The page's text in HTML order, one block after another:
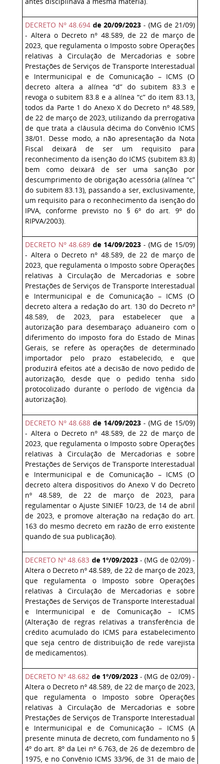
DECRETO Nº 48.694 de 20/09/2023 - (MG de 21/09)
- Altera o Decreto nº 48.589, de 22 de março de
2023, que regulamenta o Imposto sobre Operações
relativas à Circulação de Mercadorias e sobre
Prestações de Serviços de Transporte Interestadual
e Intermunicipal e de Comunicação – ICMS (O
decreto altera a alínea “d” do subitem 83.3 e
revoga o subitem 83.8 e a alínea “c” do item 83.13,
todos da Parte 1 do Anexo X do Decreto nº 48.589,
de 22 de março de 2023, utilizando da prerrogativa
de que trata a cláusula décima do Convênio ICMS
38/01. Desse modo, a não apresentação da Nota
Fiscal deixará de ser um requisito para
reconhecimento da isenção do ICMS (subitem 83.8)
bem como deixará de ser uma sanção por
descumprimento de obrigação acessória (alínea “c”
do subitem 83.13), passando a ser, exclusivamente,
um requisito para o reconhecimento da isenção do
IPVA, conforme previsto no § 6º do art. 9º do
RIPVA/2003).
DECRETO Nº 48.689 de 14/09/2023 - (MG de 15/09)
- Altera o Decreto nº 48.589, de 22 de março de
2023, que regulamenta o Imposto sobre Operações
relativas à Circulação de Mercadorias e sobre
Prestações de Serviços de Transporte Interestadual
e Intermunicipal e de Comunicação – ICMS (O
decreto altera a redação do art. 130 do Decreto nº
48.589, de 2023, para estabelecer que a
autorização para desembaraço aduaneiro com o
diferimento do imposto fora do Estado de Minas
Gerais, se refere às operações de determinado
importador pelo prazo estabelecido, e que
produzirá efeitos até a decisão de novo pedido de
autorização, desde que o pedido tenha sido
protocolizado durante o período de vigência da
autorização).
DECRETO Nº 48.688 de 14/09/2023 - (MG de 15/09)
- Altera o Decreto nº 48.589, de 22 de março de
2023, que regulamenta o Imposto sobre Operações
relativas à Circulação de Mercadorias e sobre
Prestações de Serviços de Transporte Interestadual
e Intermunicipal e de Comunicação – ICMS (O
decreto altera dispositivos do Anexo V do Decreto
nº 48.589, de 22 de março de 2023, para
regulamentar o Ajuste SINIEF 10/23, de 14 de abril
de 2023, e promove alteração na redação do art.
163 do mesmo decreto em razão de erro existente
quando de sua publicação).
DECRETO Nº 48.683 de 1º/09/2023- (MG de 02/09) -
Altera o Decreto nº 48.589, de 22 de março de 2023,
que regulamenta o Imposto sobre Operações
relativas à Circulação de Mercadorias e sobre
Prestações de Serviços de Transporte Interestadual
e Intermunicipal e de Comunicação – ICMS
(Alteração de regras relativas a transferência de
crédito acumulado do ICMS para estabelecimento
que seja centro de distribuição de rede varejista
de medicamentos).
DECRETO Nº 48.682 de 1º/09/2023- (MG de 02/09) -
Altera o Decreto nº 48.589, de 22 de março de 2023,
que regulamenta o Imposto sobre Operações
relativas à Circulação de Mercadorias e sobre
Prestações de Serviços de Transporte Interestadual
e Intermunicipal e de Comunicação – ICMS (A
presente minuta de decreto, com fundamento no §
4º do art. 8º da Lei nº 6.763, de 26 de dezembro de
1975, e no Convênio ICMS 33/96, de 31 de maio de